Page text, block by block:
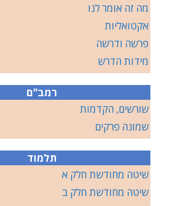
מה זה אומר לנו
אקטואליות
פרשה ודרשה
מידות הדרש
רמב"ם
שורשים, הקדמות
שמונה פרקים
תלמוד
שיטה מחודשת חלק א
שיטה מחודשת חלק ב